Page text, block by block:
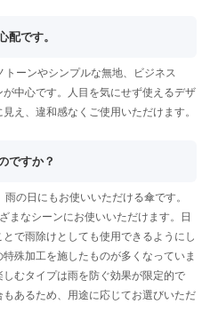
配です。
ーンやシンプルな無地、ビジネス
中心です。人目を気にせず使えるデザ
え、違和感なくご使用いただけます。
ですか？
の日にもお使いいただける傘です。
まなシーンにお使いいただけます。日
で雨除けとしても使用できるようにし
殊加工を施したものが多くなっていま
むタイプは雨を防ぐ効果が限定的で
あるため、用途に応じてお選びいただ